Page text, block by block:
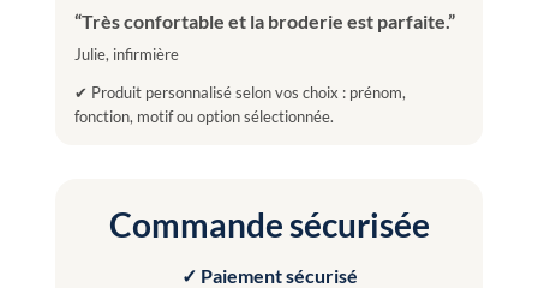
“Très confortable et la broderie est parfaite.”
Julie, infirmière
✔ Produit personnalisé selon vos choix : prénom,
fonction, motif ou option sélectionnée.
Commande sécurisée
✓ Paiement sécurisé